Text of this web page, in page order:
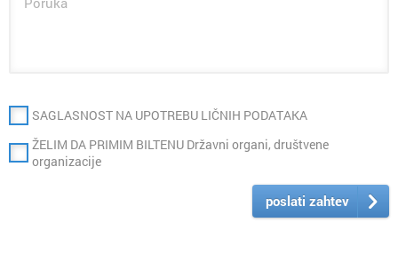
SAGLASNOST NA UPOTREBU LIČNIH PODATAKA
ŽELIM DA PRIMIM BILTENU Državni organi, društvene
organizacije
poslati zahtev